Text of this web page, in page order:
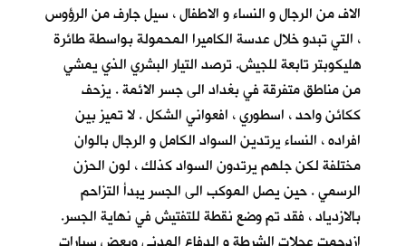
الاف من الرجال و النساء و الاطفال ، سيل جارف من الرؤوس
، التي تبدو خلال عدسة الكاميرا المحمولة بواسطة طائرة
هليكوبتر تابعة للجيش. ترصد التيار البشري الذي يمشي
من مناطق متفرقة في بغداد الى جسر الائمة . يزحف
ككائن واحد ، اسطوري ، افعواني الشكل . لا تميز بين
افراده ، النساء يرتدين السواد الكامل و الرجال بالوان
مختلفة لكن جلهم يرتدون السواد كذلك ، لون الحزن
الرسمي . حين يصل الموكب الى الجسر يبدأ التزاحم
بالازدياد ، فقد تم وضع نقطة للتفتيش في نهاية الجسر.